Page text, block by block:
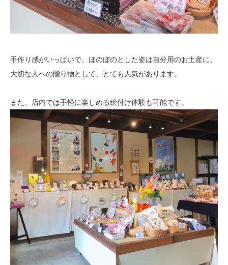
手作り感がいっぱいで、ほのぼのとした姿は自分用のお土産に、
大切な人への贈り物として、とても人気があります。
また、店内では手軽に楽しめる絵付け体験も可能です。